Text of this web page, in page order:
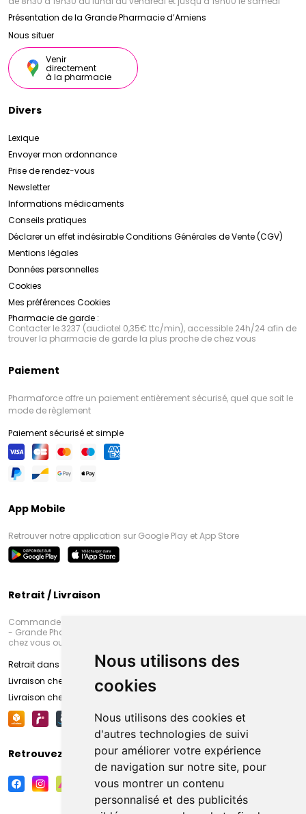
Nous utilisons des
cookies
Nous utilisons des cookies et
d'autres technologies de suivi
pour améliorer votre expérience
de navigation sur notre site, pour
vous montrer un contenu
personnalisé et des publicités
Présentation de la Grande Pharmacie d’Amiens
Nous situer
Venir
directement
à la pharmacie
Divers
Lexique
Envoyer mon ordonnance
Prise de rendez-vous
Newsletter
Informations médicaments
Conseils pratiques
Déclarer un effet indésirableConditions Générales de Vente (CGV)
Mentions légales
Données personnelles
Cookies
Mes préférences Cookies
Pharmacie de garde :
Contacter le 3237 (audiotel 0,35€ ttc/min), accessible 24h/24 afin de
trouver la pharmacie de garde la plus proche de chez vous
Paiement
Pharmaforce offre un paiement entièrement sécurisé, quel que soit le
mode de règlement
Paiement sécurisé et simple
App Mobile
Retrouver notre application sur Google Play et App Store
Retrait / Livraison
Commandez en ligne et venez chercher votre commande à Amiens
- Grande Pharmacie d’Amiens (Fachon) ou recevez-là rapidement
chez vous ou en point retrait
Retrait dans la pharmacie d’Amiens
Livraison chez vous
Livraison chez votre commerçant
Retrouvez-nous sur vos réseaux sociaux